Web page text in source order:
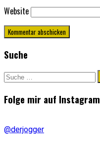
Website
Suche
Suche
nach:
Folge mir auf Instagram
@derjogger